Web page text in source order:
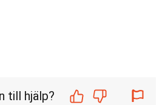
till hjälp?